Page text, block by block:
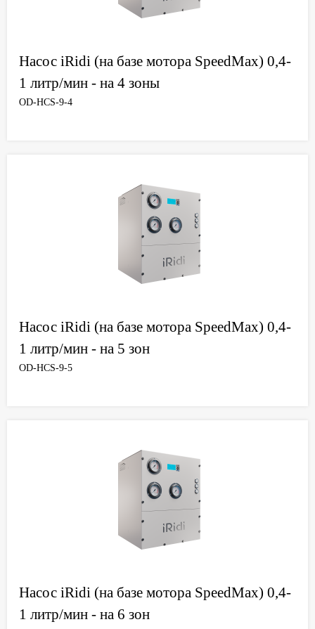
Насос iRidi (на базе мотора SpeedMax) 0,4-
1 литр/мин - на 4 зоны
OD-HCS-9-4
Насос iRidi (на базе мотора SpeedMax) 0,4-
1 литр/мин - на 5 зон
OD-HCS-9-5
Насос iRidi (на базе мотора SpeedMax) 0,4-
1 литр/мин - на 6 зон